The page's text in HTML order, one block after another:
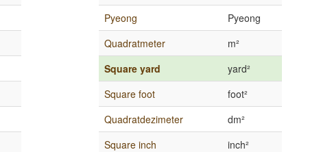
Pyeong
Pyeong
Quadratmeter
m²
Square yard
yard²
Square foot
foot²
Quadratdezimeter
dm²
Square inch
inch²